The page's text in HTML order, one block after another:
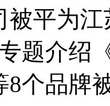
被平为
题介绍
8个品